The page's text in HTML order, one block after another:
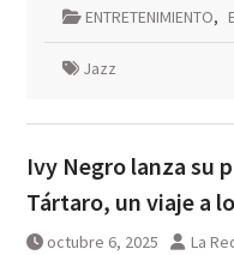
ENTRETENIMIENTO,
Jazz
Ivy Negro lanza su
Tártaro, un viaje a
octubre 6, 2025 La